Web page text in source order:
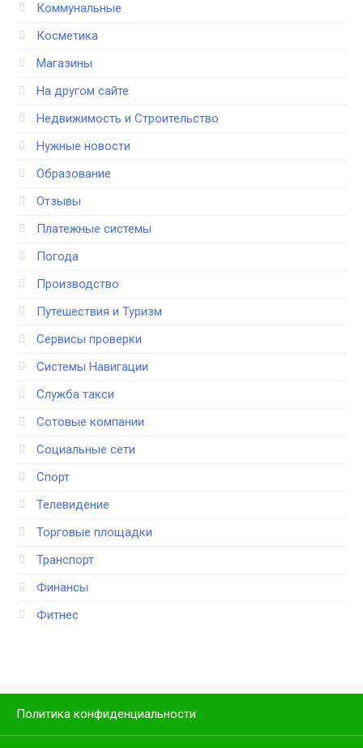
Коммунальные
Косметика
Магазины
На другом сайте
Недвижимость и Строительство
Нужные новости
Образование
Отзывы
Платежные системы
Погода
Производство
Путешествия и Туризм
Сервисы проверки
Системы Навигации
Служба такси
Сотовые компании
Социальные сети
Спорт
Телевидение
Торговые площадки
Транспорт
Финансы
Фитнес
Политика конфиденциальности